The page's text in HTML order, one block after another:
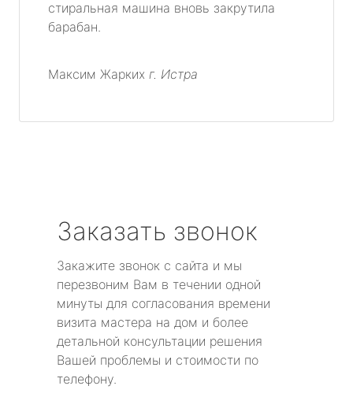
метро Технопарк
метро Щелковская
метро Улица академика Янгеля
метро Царицыно
метро Электрозаводская
метро Юго-Западная
метро Улица 1905 года
стиральная машина вновь закрутила
барабан.
Максим Жарких г. Истра
Заказать звонок
Закажите звонок с сайта и мы
перезвоним Вам в течении одной
минуты для согласования времени
визита мастера на дом и более
детальной консультации решения
Вашей проблемы и стоимости по
телефону.